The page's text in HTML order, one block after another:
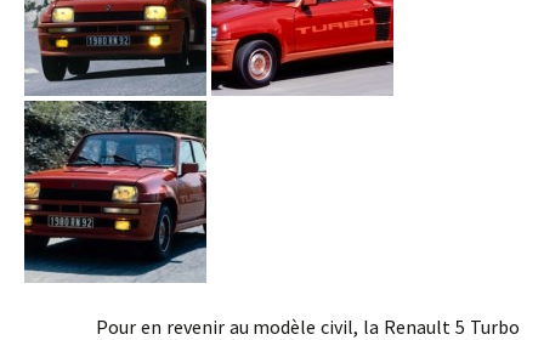
Pour en revenir au modèle civil, la Renault 5 Turbo